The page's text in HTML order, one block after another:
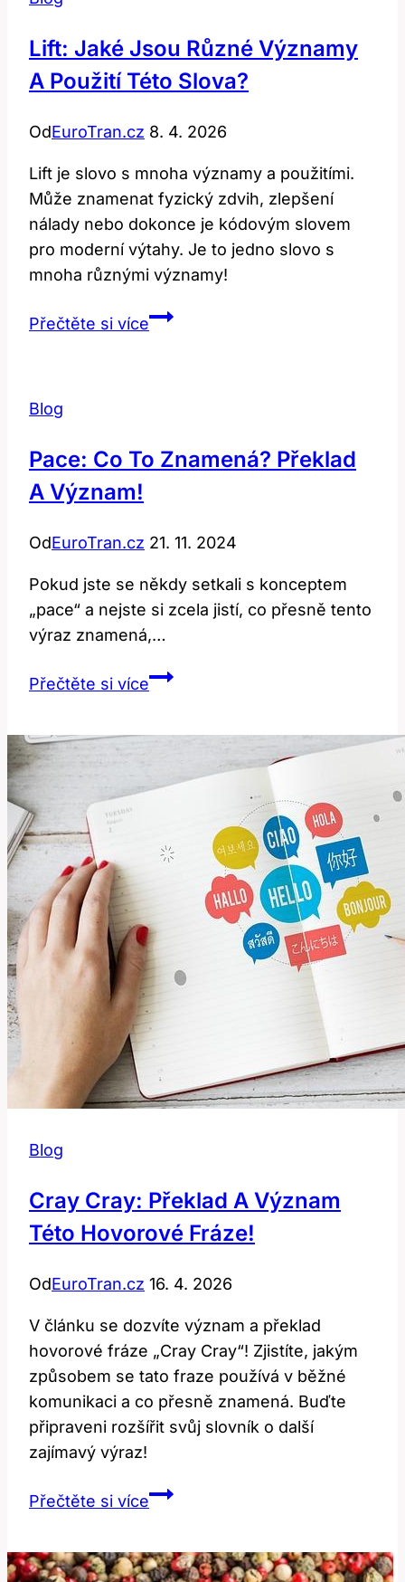
Lift: Jaké Jsou Různé Významy
A Použití Této Slova?
OdEuroTran.cz 8. 4. 2026
Lift je slovo s mnoha významy a použitími.
Může znamenat fyzický zdvih, zlepšení
nálady nebo dokonce je kódovým slovem
pro moderní výtahy. Je to jedno slovo s
mnoha různými významy!
Přečtěte si víceLift:
Použití
Blog
Pace: Co To Znamená? Překlad
A Význam!
OdEuroTran.cz 21. 11. 2024
Pokud jste se někdy setkali s konceptem
„pace“ a nejste si zcela jistí, co přesně tento
výraz znamená,…
Přečtěte si vícePace:
Překlad
Blog
Cray Cray: Překlad A Význam
Této Hovorové Fráze!
OdEuroTran.cz 16. 4. 2026
V článku se dozvíte význam a překlad
hovorové fráze „Cray Cray“! Zjistíte, jakým
způsobem se tato fraze používá v běžné
komunikaci a co přesně znamená. Buďte
připraveni rozšířit svůj slovník o další
zajímavý výraz!
Přečtěte si víceCray
a